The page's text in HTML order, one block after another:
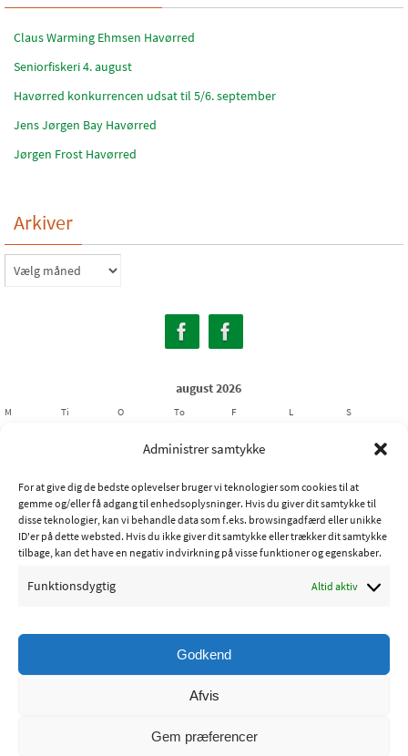
Administrer samtykke
For at give dig de bedste oplevelser bruger vi teknologier som cookies til at
gemme og/eller få adgang til enhedsoplysninger. Hvis du giver dit samtykke til
disse teknologier, kan vi behandle data som f.eks. browsingadfærd eller unikke
ID'er på dette websted. Hvis du ikke giver dit samtykke eller trækker dit samtykke
tilbage, kan det have en negativ indvirkning på visse funktioner og egenskaber.
Funktionsdygtig Altid aktiv
Godkend
Afvis
Gem præferencer
Claus Warming Ehmsen Havørred
Seniorfiskeri 4. august
Havørred konkurrencen udsat til 5/6. september
Jens Jørgen Bay Havørred
Jørgen Frost Havørred
Arkiver
Arkiver
august 2026
M Ti O To F L S
10
11 12 13 14 15
17
18 19 20 21 22
23
24
25 26 27 28 29
30
Copyright © 2015 - Ribe Sportsfiskerforening